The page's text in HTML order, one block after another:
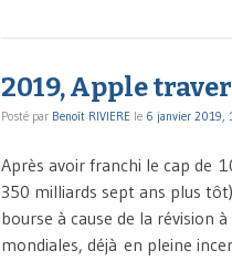
2019, Apple
Posté par Benoît RIVIERE le 6 janvier 2019,
Après avoir franchi le cap de
350 milliards sept ans plus
bourse à cause de la révision
mondiales, déjà en pleine